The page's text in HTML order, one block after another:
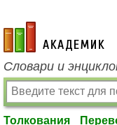
academic.ru
Словари и
Толкования